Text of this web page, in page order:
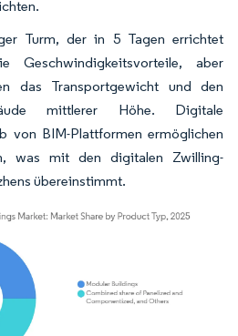
Turm, der in 5 Tagen errichtet
Geschwindigkeitsvorteile, aber
das Transportgewicht und den
mittlerer Höhe. Digitale
von BIM-Plattformen ermöglichen
was mit den digitalen Zwilling-
übereinstimmt.